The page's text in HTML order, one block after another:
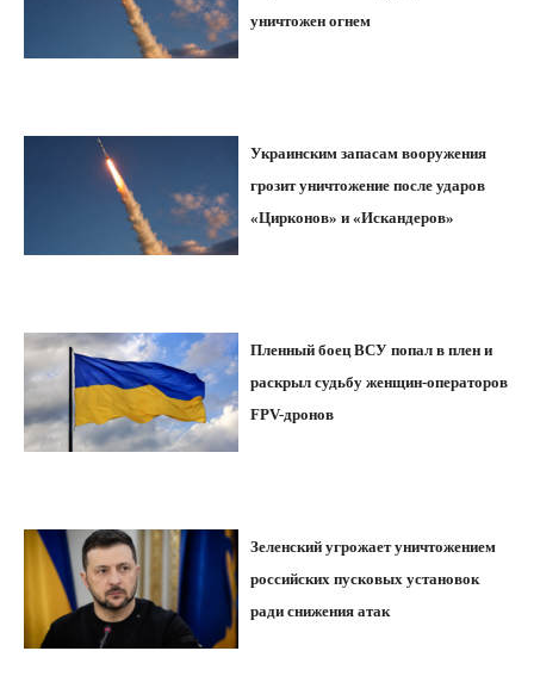
уничтожен огнем
Украинским запасам вооружения
грозит уничтожение после ударов
«Цирконов» и «Искандеров»
Пленный боец ВСУ попал в плен и
раскрыл судьбу женщин-операторов
FPV-дронов
Зеленский угрожает уничтожением
российских пусковых установок
ради снижения атак